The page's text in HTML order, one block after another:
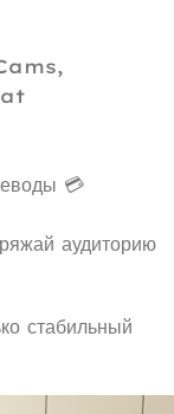
💳
аудиторию
стабильный